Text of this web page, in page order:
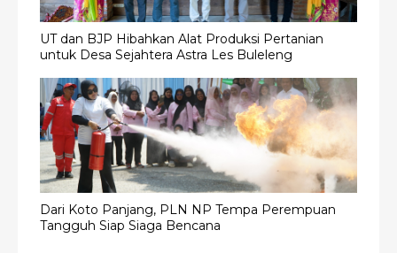
UT dan BJP Hibahkan Alat Produksi Pertanian
untuk Desa Sejahtera Astra Les Buleleng
Dari Koto Panjang, PLN NP Tempa Perempuan
Tangguh Siap Siaga Bencana